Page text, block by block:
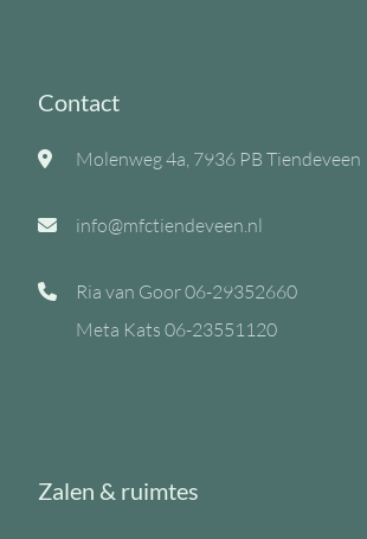
Contact
Molenweg 4a, 7936 PB Tiendeveen
info@mfctiendeveen.nl
Ria van Goor06-29352660
Meta Kats 06-23551120
Zalen & ruimtes